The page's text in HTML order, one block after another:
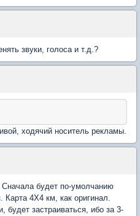
звуки, голоса и т.д.?
ходячий носитель рекламы.
будет по-умолчанию
4Х4 км, как оригинал.
будет застраиваться, ибо за 3-